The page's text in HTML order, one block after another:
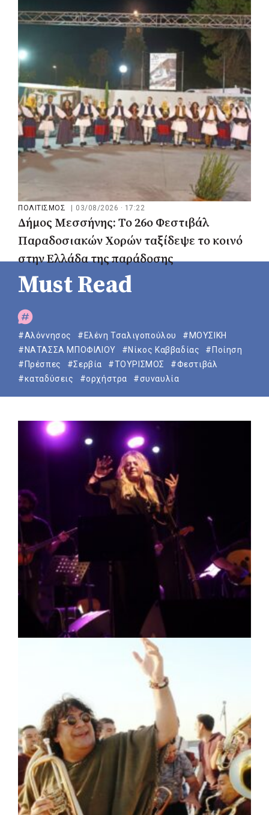
«Τραγουδάμε Καββαδία»:
Μουσικοποιητικό ταξίδι στην Κεντρική
Μακεδονία
ΠΟΛΙΤΙΣΜΟΣ | 03/08/2026 · 17:22
Δήμος Μεσσήνης: Το 26ο Φεστιβάλ
Παραδοσιακών Χορών ταξίδεψε το κοινό
στην Ελλάδα της παράδοσης
Must Read
#Αλόννησος #Ελένη Τσαλιγοπούλου
#ΜΟΥΣΙΚΗ
#ΝΑΤΑΣΣΑ ΜΠΟΦΙΛΙΟΥ
#Νίκος Καββαδίας
#Ποίηση
#Πρέσπες
#Σερβία #ΤΟΥΡΙΣΜΟΣ
#Φεστιβάλ
#καταδύσεις
#ορχήστρα #συναυλία
07/08/2026 · 16:50
Πρέσπεια 2026: Έξι ημέρες πολιτισμού,
μουσικής και γαστρονομίας στη Φλώρινα